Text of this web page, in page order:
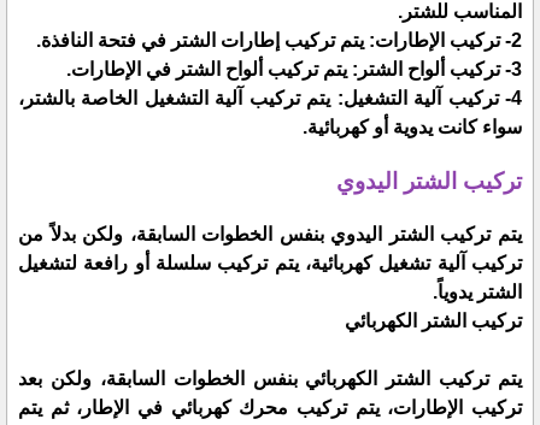
المناسب للشتر.
2- تركيب الإطارات: يتم تركيب إطارات الشتر في فتحة النافذة.
3- تركيب ألواح الشتر: يتم تركيب ألواح الشتر في الإطارات.
4- تركيب آلية التشغيل: يتم تركيب آلية التشغيل الخاصة بالشتر،
سواء كانت يدوية أو كهربائية.
تركيب الشتر اليدوي
يتم تركيب الشتر اليدوي بنفس الخطوات السابقة، ولكن بدلاً من
تركيب آلية تشغيل كهربائية، يتم تركيب سلسلة أو رافعة لتشغيل
الشتر يدوياً.
تركيب الشتر الكهربائي
يتم تركيب الشتر الكهربائي بنفس الخطوات السابقة، ولكن بعد
تركيب الإطارات، يتم تركيب محرك كهربائي في الإطار، ثم يتم